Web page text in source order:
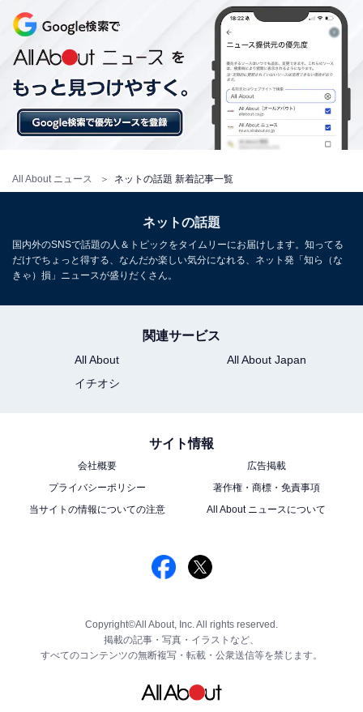
All About ニュース ネットの話題 新着記事一覧
ネットの話題
国内外のSNSで話題の人＆トピックをタイムリーにお届けします。知ってる
だけでちょっと得する、なんだか楽しい気分になれる、ネット発「知ら（な
きゃ）損」ニュースが盛りだくさん。
関連サービス
All About
All About Japan
イチオシ
サイト情報
会社概要
広告掲載
プライバシーポリシー
著作権・商標・免責事項
当サイトの情報についての注意
All About ニュースについて
Copyright©All About, Inc. All rights reserved.
掲載の記事・写真・イラストなど、
すべてのコンテンツの無断複写・転載・公衆送信等を禁じます。